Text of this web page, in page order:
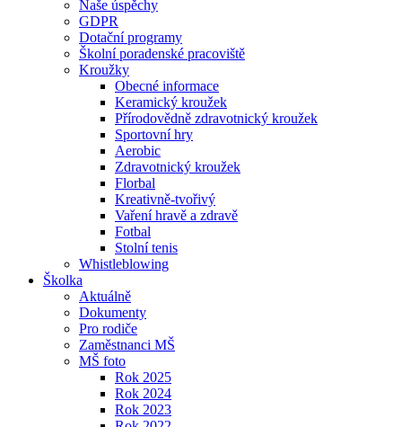
Naše úspěchy
GDPR
Dotační programy
Školní poradenské pracoviště
Kroužky
Obecné informace
Keramický kroužek
Přírodovědně zdravotnický kroužek
Sportovní hry
Aerobic
Zdravotnický kroužek
Florbal
Kreativně-tvořivý
Vaření hravě a zdravě
Fotbal
Stolní tenis
Whistleblowing
Školka
Aktuálně
Dokumenty
Pro rodiče
Zaměstnanci MŠ
MŠ foto
Rok 2025
Rok 2024
Rok 2023